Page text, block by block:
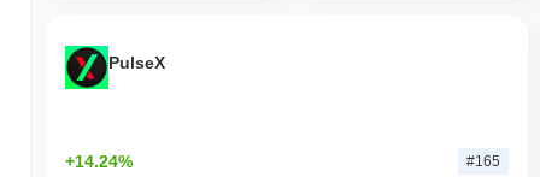
PulseX
+14.24% #165